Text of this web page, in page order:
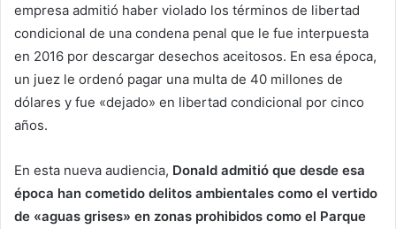
empresa admitió haber violado los términos de libertad
condicional de una condena penal que le fue interpuesta
en 2016 por descargar desechos aceitosos. En esa época,
un juez le ordenó pagar una multa de 40 millones de
dólares y fue «dejado» en libertad condicional por cinco
años.
En esta nueva audiencia, Donald admitió que desde esa
época han cometido delitos ambientales como el vertido
de «aguas grises» en zonas prohibidos como el Parque